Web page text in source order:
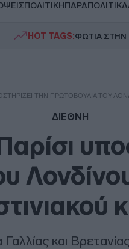
ΠΟΛΙΤΙΚΗΠΑΡΑΠΟΛΙΤΙΚΑ
HOT TAGS:ΦΩΤΙΑ ΣΤΗΝ
ΤΗΝ ΠΡΩΤΟΒΟΥΛΊΑ ΤΟΥ
ΔΙΕΘΝΗ
και